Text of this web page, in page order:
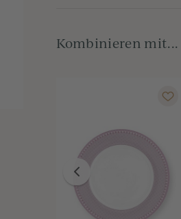
Kombinieren mit...